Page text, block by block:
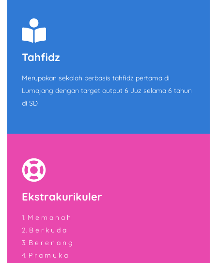
Tahfidz
Merupakan sekolah berbasis tahfidz pertama di
Lumajang dengan target output 6 Juz selama 6 tahun
di SD
Ekstrakurikuler
1. M e m a n a h
2. B e r k u d a
3. B e r e n a n g
4. P r a m u k a